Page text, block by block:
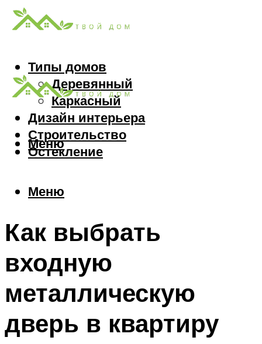
Типы домов
Деревянный
Каркасный
Дизайн интерьера
Строительство
Остекление
Меню
Меню
Как выбрать
входную
металлическую
дверь в квартиру